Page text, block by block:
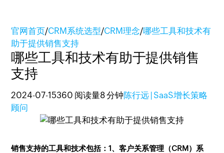
官网首页/CRM系统选型/CRM理念/哪些工具和技术有
助于提供销售支持
哪些工具和技术有助于提供销售
支持
2024-07-15360 阅读量8 分钟陈行远 | SaaS增长策略
顾问
销售支持的工具和技术包括：1、客户关系管理（CRM）系